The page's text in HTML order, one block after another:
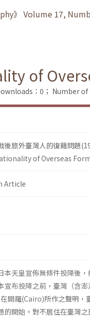
》 Volume 17,
of
：0； Number of
後旅外臺灣人的復籍問題
of Overseas
Article
本天皇宣佈無條件投降後
宣布投降之前，臺灣（含
開羅(Cairo)所作之聲明
的開始。對不居住在臺灣